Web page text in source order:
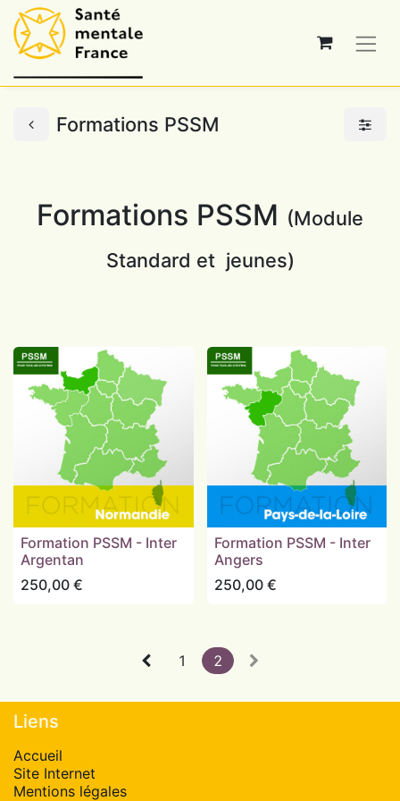
Formations PSSM
Formations PSSM (Module
Standard et jeunes)
Formation PSSM - Inter
Argentan
250,00 €
Formation PSSM - Inter
Angers
250,00€
1 2
Liens
Accueil
Site Internet
Mentions légales